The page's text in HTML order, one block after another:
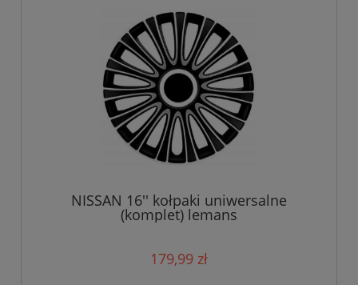
NISSAN 16'' kołpaki uniwersalne
(komplet) lemans
179,99 zł